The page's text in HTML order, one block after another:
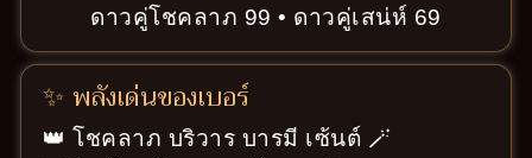
ดาวคู่โชคลาภ 99 • ดาวคู่เสน่ห์ 69
✨ พลังเด่นของเบอร์
👑 โชคลาภ บริวาร บารมี เซ้นต์ 🪄